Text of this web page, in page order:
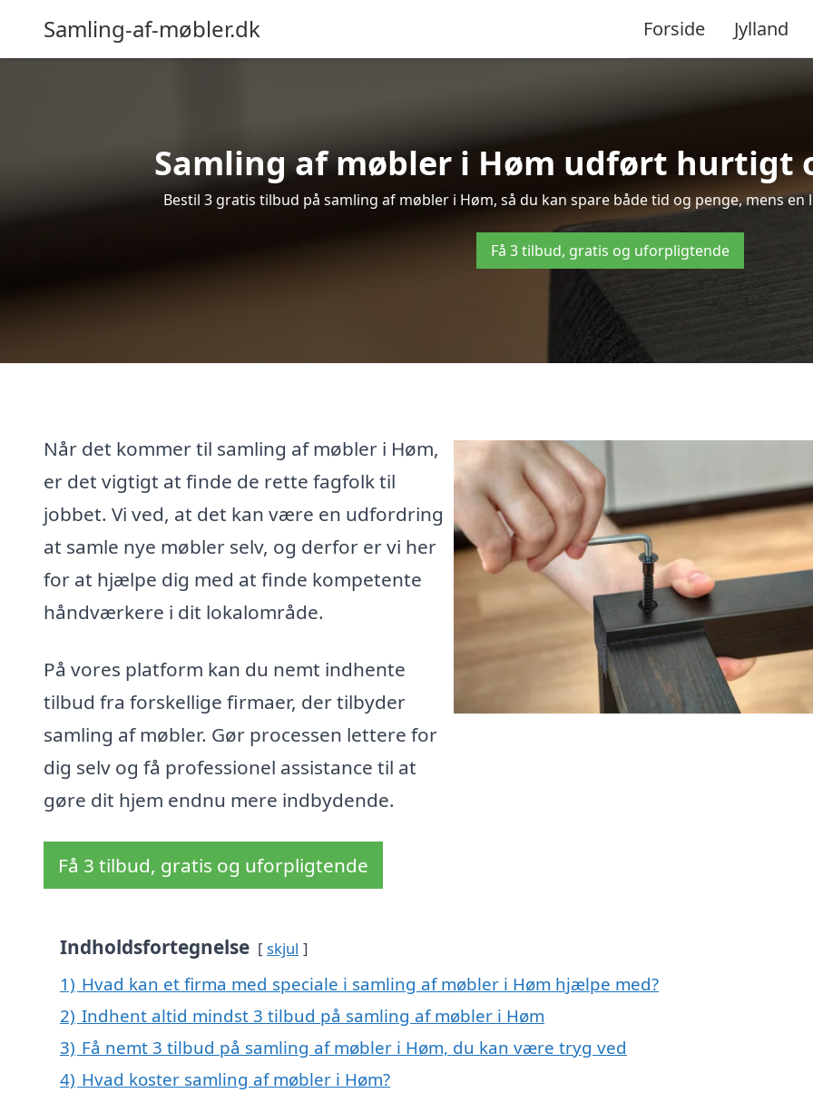
Samling-af-møbler.dk Forside Jylland
Samling af møbler i Høm udført hurtigt
Bestil 3 gratis tilbud på samling af møbler i Høm, så du kan spare både tid og penge, mens
Få 3 tilbud, gratis og uforpligtende
Når det kommer til samling af møbler i Høm,
er det vigtigt at finde de rette fagfolk til
jobbet. Vi ved, at det kan være en udfordring
at samle nye møbler selv, og derfor er vi her
for at hjælpe dig med at finde kompetente
håndværkere i dit lokalområde.
På vores platform kan du nemt indhente
tilbud fra forskellige firmaer, der tilbyder
samling af møbler. Gør processen lettere for
dig selv og få professionel assistance til at
gøre dit hjem endnu mere indbydende.
Få 3 tilbud, gratis og uforpligtende
Indholdsfortegnelse skjul
1) Hvad kan et firma med speciale i samling af møbler i Høm hjælpe med?
2) Indhent altid mindst 3 tilbud på samling af møbler i Høm
3) Få nemt 3 tilbud på samling af møbler i Høm, du kan være tryg ved
4) Hvad koster samling af møbler i Høm?